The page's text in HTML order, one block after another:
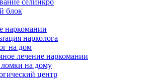
селинкро
блок
наркомании
нарколога
на дом
лечение наркомании
на дому
центр